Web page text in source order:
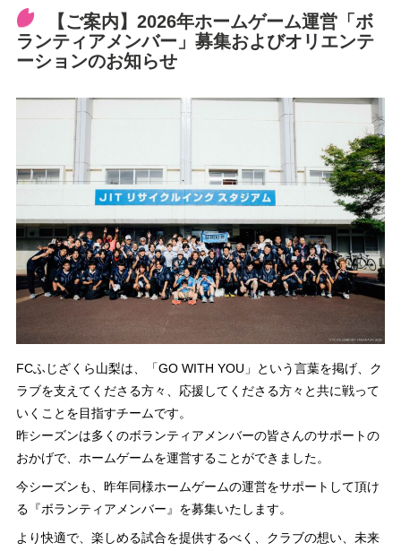
【ご案内】2026年ホームゲーム運営「ボ
ランティアメンバー」募集およびオリエンテ
ーションのお知らせ
FCふじざくら山梨は、「GO WITH YOU」という言葉を掲げ、ク
ラブを支えてくださる方々、応援してくださる方々と共に戦って
いくことを目指すチームです。
昨シーズンは多くのボランティアメンバーの皆さんのサポートの
おかげで、ホームゲームを運営することができました。
今シーズンも、昨年同様ホームゲームの運営をサポートして頂け
る『ボランティアメンバー』を募集いたします。
より快適で、楽しめる試合を提供するべく、クラブの想い、未来